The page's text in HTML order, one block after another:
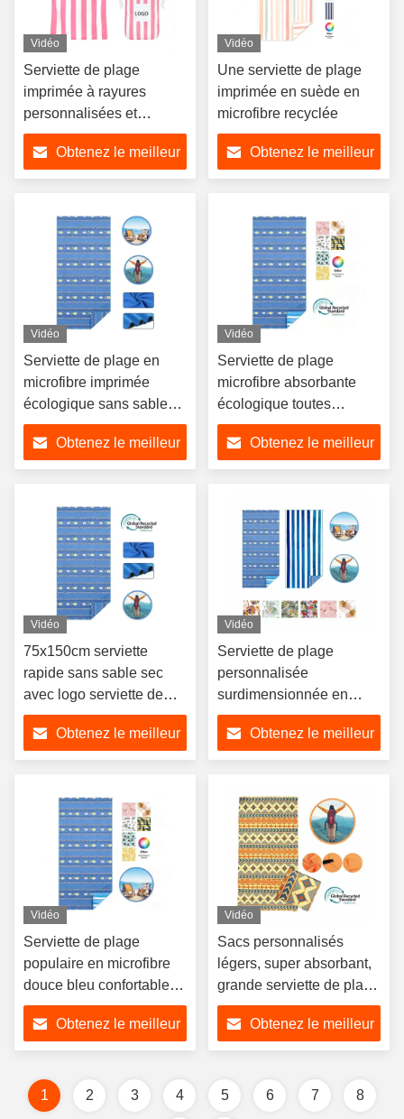
Vidéo
Serviette de plage
imprimée à rayures
personnalisées et
écologiques
Obtenez le meilleur
Vidéo
Une serviette de plage
imprimée en suède en
microfibre recyclée
Obtenez le meilleur
Vidéo
Serviette de plage en
microfibre imprimée
écologique sans sable
avec motif de fleurs
bleuesObtenez le meilleur
Vidéo
Serviette de plage
microfibre absorbante
écologique toutes
saisons pour la plage
Obtenez le meilleur
Vidéo
75x150cm serviette
rapide sans sable sec
avec logo serviette de
plage en microfibre
personnalisée
Obtenez le meilleur
Vidéo
Serviette de plage
personnalisée
surdimensionnée en
microfibre double face
Obtenez le meilleur
Vidéo
Serviette de plage
populaire en microfibre
douce bleu confortable et
légère
Obtenez le meilleur
Vidéo
Sacs personnalisés
légers, super absorbant,
grande serviette de plage
en microfibre
Obtenez le meilleur
1 2 3 4 5 6 7 8